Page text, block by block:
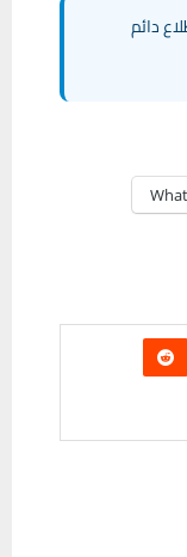
دائم